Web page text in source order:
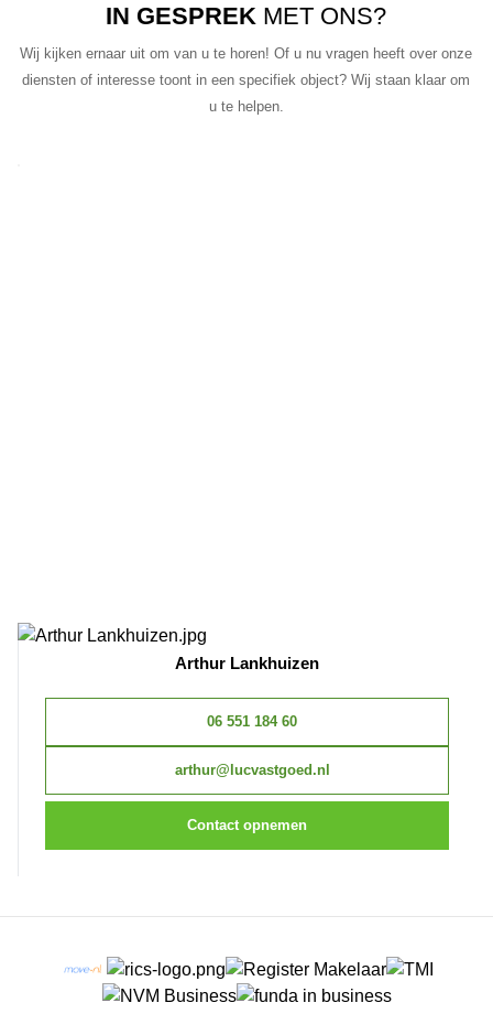
IN GESPREK MET ONS?
Wij kijken ernaar uit om van u te horen! Of u nu vragen heeft over onze
diensten of interesse toont in een specifiek object? Wij staan klaar om
u te helpen.
Arthur Lankhuizen
06 551 184 60
arthur@lucvastgoed.nl
Contact opnemen